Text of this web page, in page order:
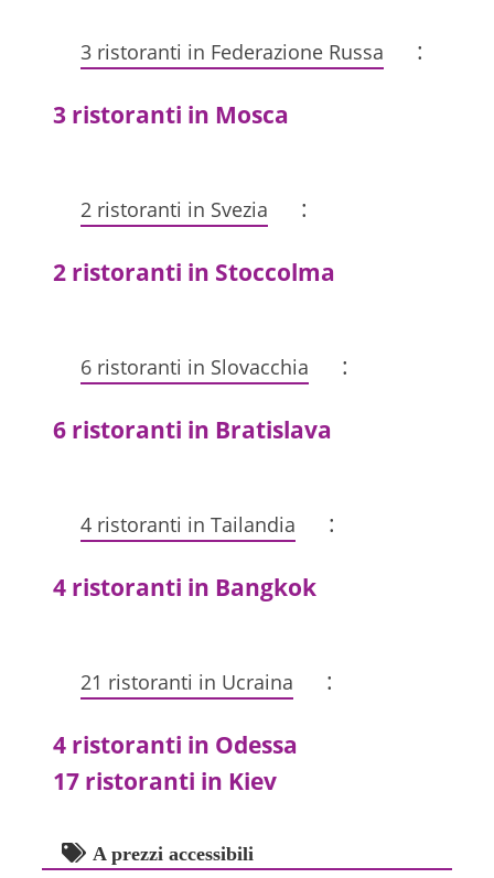
3 ristoranti in Federazione Russa :
3 ristoranti in Mosca
2 ristoranti in Svezia :
2 ristoranti in Stoccolma
6 ristoranti in Slovacchia :
6 ristoranti in Bratislava
4 ristoranti in Tailandia :
4 ristoranti in Bangkok
21 ristoranti in Ucraina :
4 ristoranti in Odessa
17 ristoranti in Kiev
A prezzi accessibili